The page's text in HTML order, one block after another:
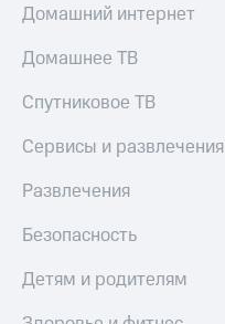
Домашний интернет
Домашнее ТВ
Спутниковое ТВ
Сервисы и развлечения
Развлечения
Безопасность
Детям и родителям